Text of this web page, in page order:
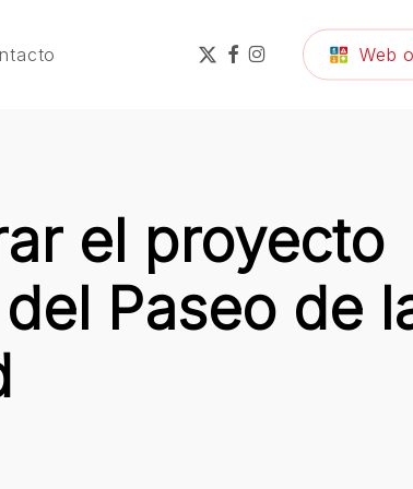
x-
twitter
facebook
instagram Web
el proyecto
Paseo de